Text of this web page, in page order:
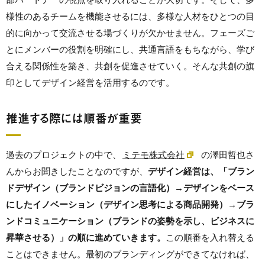
様性のあるチームを機能させるには、多様な人材をひとつの目
的に向かって交流させる場づくりが欠かせません。フェーズご
とにメンバーの役割を明確にし、共通言語をもちながら、学び
合える関係性を築き、共創を促進させていく。そんな共創の旗
印としてデザイン経営を活用するのです。
推進する際には順番が重要
過去のプロジェクトの中で、 ミテモ株式会社
の澤田哲也さ
んからお聞きしたことなのですが、 デザイン経営は、「ブラン
ドデザイン（ブランドビジョンの言語化）→デザインをベース
にしたイノベーション（デザイン思考による商品開発）→ブラ
ンドコミュニケーション（ブランドの姿勢を示し、ビジネスに
昇華させる）」の順に進めていきます。
この順番を入れ替える
ことはできません。最初のブランディングができてなければ、